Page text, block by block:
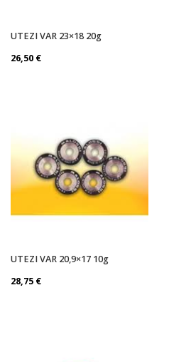
UTEZI VAR 23×18 20g
26,50 €
UTEZI VAR 20,9×17 10g
28,75 €